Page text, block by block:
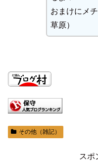
おまけにメ
草原）
その他（雑記）
スポ